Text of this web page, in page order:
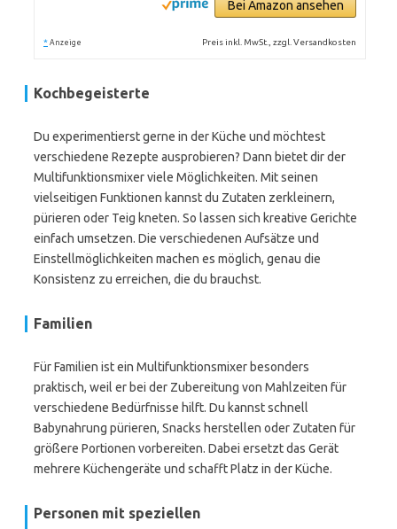
Bei Amazon ansehen
* Anzeige Preis inkl. MwSt., zzgl. Versandkosten
Kochbegeisterte
Du experimentierst gerne in der Küche und möchtest
verschiedene Rezepte ausprobieren? Dann bietet dir der
Multifunktionsmixer viele Möglichkeiten. Mit seinen
vielseitigen Funktionen kannst du Zutaten zerkleinern,
pürieren oder Teig kneten. So lassen sich kreative Gerichte
einfach umsetzen. Die verschiedenen Aufsätze und
Einstellmöglichkeiten machen es möglich, genau die
Konsistenz zu erreichen, die du brauchst.
Familien
Für Familien ist ein Multifunktionsmixer besonders
praktisch, weil er bei der Zubereitung von Mahlzeiten für
verschiedene Bedürfnisse hilft. Du kannst schnell
Babynahrung pürieren, Snacks herstellen oder Zutaten für
größere Portionen vorbereiten. Dabei ersetzt das Gerät
mehrere Küchengeräte und schafft Platz in der Küche.
Personen mit speziellen